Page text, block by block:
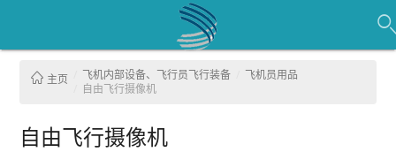
主页 飞机内部设备、飞行员飞行装备
飞机员用品
自由飞行摄像机
自由飞行摄像机